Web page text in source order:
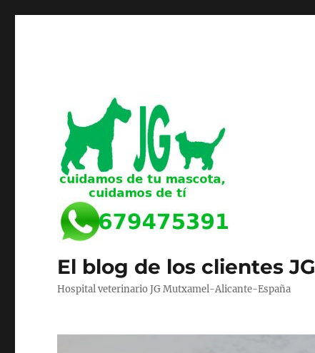
El blog de los clientes JG
Hospital veterinario JG Mutxamel-Alicante-España